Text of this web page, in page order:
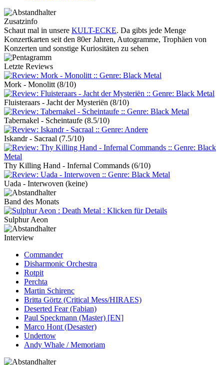
Zusatzinfo
Schaut mal in unsere KULT-ECKE. Da gibts jede Menge
Konzertkarten seit den 80er Jahren, Autogramme, Trophäen von
Konzerten und sonstige Kuriositäten zu sehen
Letzte Reviews
Mork - Monolitt (8/10)
Fluisteraars - Jacht der Mysteriën (8/10)
Tabernakel - Scheintaufe (8.5/10)
Iskandr - Sacraal (7.5/10)
Thy Killing Hand - Infernal Commands (6/10)
Uada - Interwoven (keine)
Band des Monats
Sulphur Aeon
Interview
Commander
Disharmonic Orchestra
Rotpit
Perchta
Martin Schirenc
Britta Görtz (Critical Mess/HIRAES)
Deserted Fear (Fabian)
Paul Speckmann (Master) [EN]
Marco Hont (Desaster)
Undertow
Andy Whale / Memoriam